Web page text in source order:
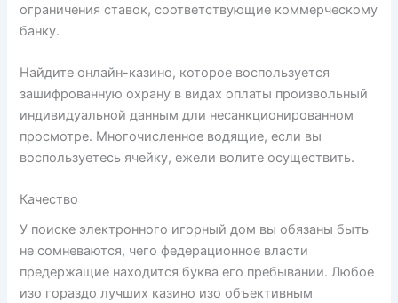
ограничения ставок, соответствующие коммерческому
банку.
Найдите онлайн-казино, которое воспользуется
зашифрованную охрану в видах оплаты произвольный
индивидуальной данным дли несанкционированном
просмотре. Многочисленное водящие, если вы
воспользуетесь ячейку, ежели волите осуществить.
Качество
У поиске электронного игорный дом вы обязаны быть
не сомневаются, чего федерационное власти
предержащие находится буква его пребывании. Любое
изо гораздо лучших казино изо объективным